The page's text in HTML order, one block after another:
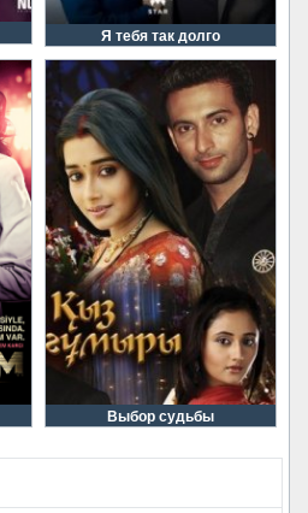
Я тебя так долго
Выбор судьбы